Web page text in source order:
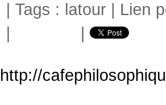
| Tags : latour Lien
http://